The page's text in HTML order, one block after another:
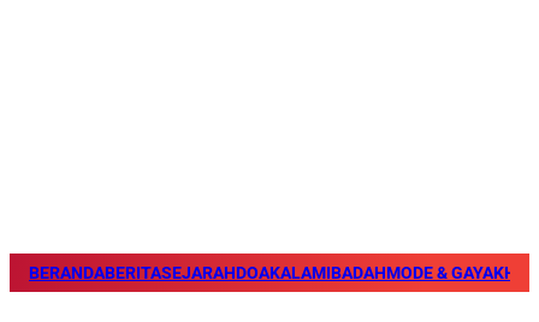
BERANDABERITASEJARAHDOAKALAMIBADAHMODE & GAYA